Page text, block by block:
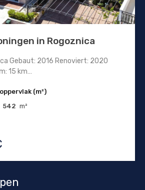
in Rogoznica
Gebaut: 2016 Renoviert: 2020
15 km…
(m²)
542 m²